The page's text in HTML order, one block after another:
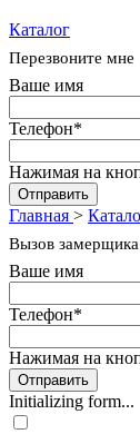
Каталог
Перезвоните мне
Ваше имя
Телефон*
Нажимая на
Отправить
Главная >
Вызов замерщика
Ваше имя
Телефон*
Нажимая на
Отправить
Initializing form...